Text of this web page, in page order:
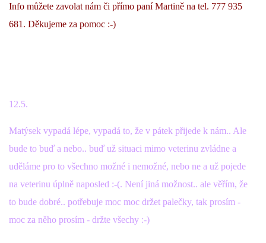
Info můžete zavolat nám či přímo paní Martině na tel. 777 935
681. Děkujeme za pomoc :-)
12.5.
Matýsek vypadá lépe, vypadá to, že v pátek přijede k nám.. Ale
bude to buď a nebo.. buď už situaci mimo veterinu zvládne a
uděláme pro to všechno možné i nemožné, nebo ne a už pojede
na veterinu úplně naposled :-(. Není jiná možnost.. ale věřím, že
to bude dobré.. potřebuje moc moc držet palečky, tak prosím -
moc za něho prosím - držte všechy :-)